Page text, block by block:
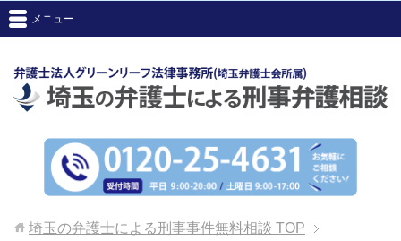
メニュー
埼玉の弁護士による刑事事件無料相談 TOP